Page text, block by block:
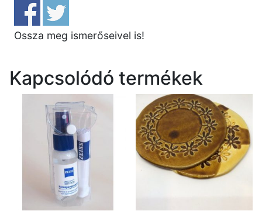
Ossza meg ismerőseivel is!
Kapcsolódó termékek